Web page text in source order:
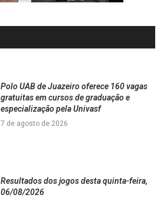
Polo UAB de Juazeiro oferece 160 vagas
gratuitas em cursos de graduação e
especialização pela Univasf
7 de agosto de 2026
Resultados dos jogos desta quinta-feira,
06/08/2026